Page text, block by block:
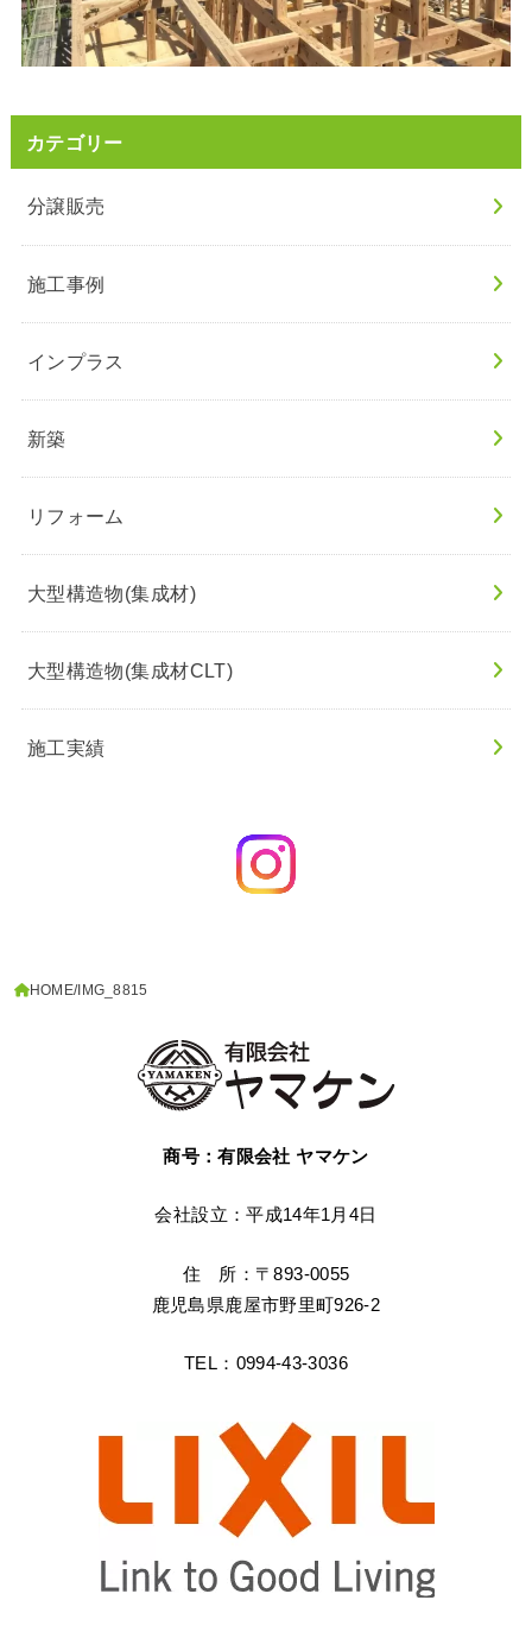
カテゴリー
分譲販売
施工事例
インプラス
新築
リフォーム
大型構造物(集成材)
大型構造物(集成材CLT)
施工実績
HOME IMG_8815
商号：有限会社 ヤマケン
会社設立：平成14年1月4日
住 所：〒893-0055
鹿児島県鹿屋市野里町926-2
TEL：0994-43-3036